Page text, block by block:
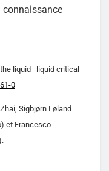
connaissance
liquid–liquid critical
0
Sigbjørn Løland
et Francesco